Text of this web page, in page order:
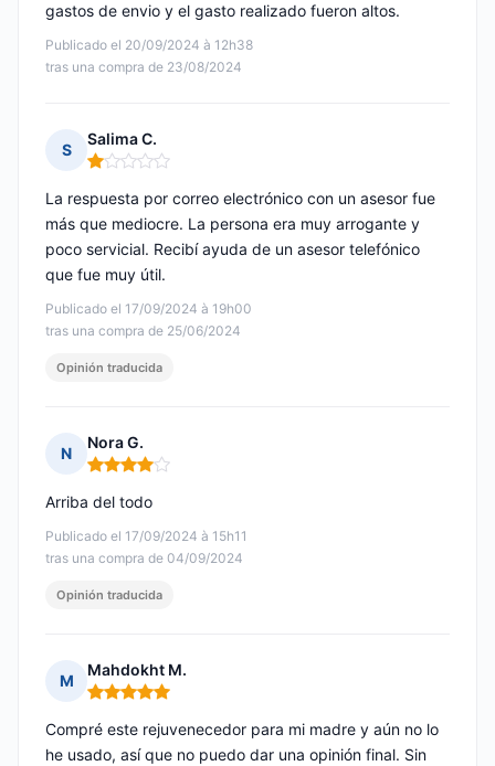
Publicado el 20/09/2024 à 12h38
tras una compra de 23/08/2024
gastos de envio y el gasto realizado fueron altos.
S
Salima C.
Nota: 1 de 5
Publicado el 17/09/2024 à 19h00
tras una compra de 25/06/2024
La respuesta por correo electrónico con un asesor fue
más que mediocre. La persona era muy arrogante y
poco servicial. Recibí ayuda de un asesor telefónico
que fue muy útil.
Opinión traducida
N
Nora G.
Nota: 4 de 5
Publicado el 17/09/2024 à 15h11
tras una compra de 04/09/2024
Arriba del todo
Opinión traducida
M
Mahdokht M.
Nota: 5 de 5
Compré este rejuvenecedor para mi madre y aún no lo
he usado, así que no puedo dar una opinión final. Sin